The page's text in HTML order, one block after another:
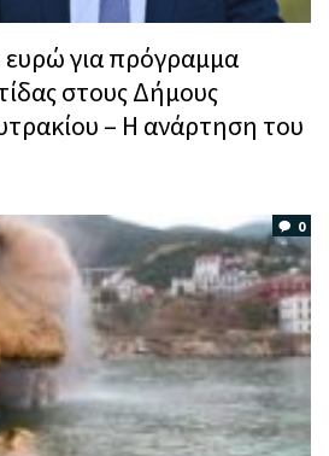
ευρώ για πρόγραμμα
στους Δήμους
– Η ανάρτηση του
0